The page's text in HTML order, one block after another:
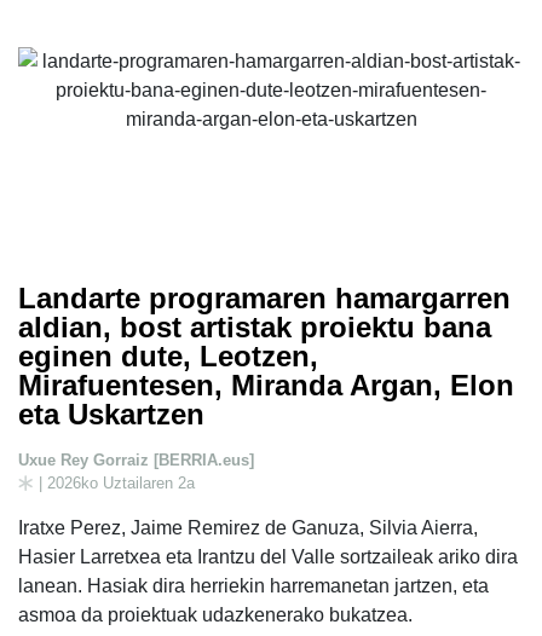
Landarte programaren hamargarren
aldian, bost artistak proiektu bana
eginen dute, Leotzen,
Mirafuentesen, Miranda Argan, Elon
eta Uskartzen
Uxue Rey Gorraiz [BERRIA.eus]
| 2026ko Uztailaren 2a
Iratxe Perez, Jaime Remirez de Ganuza, Silvia Aierra,
Hasier Larretxea eta Irantzu del Valle sortzaileak ariko dira
lanean. Hasiak dira herriekin harremanetan jartzen, eta
asmoa da proiektuak udazkenerako bukatzea.